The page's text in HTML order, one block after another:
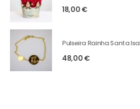
18,00 €
Pulseira Rainha Santa
48,00 €